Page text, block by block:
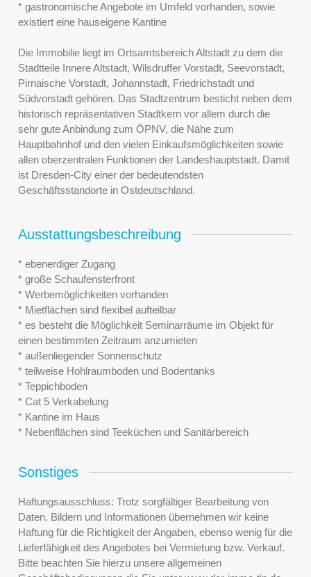
* gastronomische Angebote im Umfeld vorhanden, sowie
existiert eine hauseigene Kantine
Die Immobilie liegt im Ortsamtsbereich Altstadt zu dem die
Stadtteile Innere Altstadt, Wilsdruffer Vorstadt, Seevorstadt,
Pirnaische Vorstadt, Johannstadt, Friedrichstadt und
Südvorstadt gehören. Das Stadtzentrum besticht neben dem
historisch repräsentativen Stadtkern vor allem durch die
sehr gute Anbindung zum ÖPNV, die Nähe zum
Hauptbahnhof und den vielen Einkaufsmöglichkeiten sowie
allen oberzentralen Funktionen der Landeshauptstadt. Damit
ist Dresden-City einer der bedeutendsten
Geschäftsstandorte in Ostdeutschland.
Ausstattungsbeschreibung
* ebenerdiger Zugang
* große Schaufensterfront
* Werbemöglichkeiten vorhanden
* Mietflächen sind flexibel aufteilbar
* es besteht die Möglichkeit Seminarräume im Objekt für
einen bestimmten Zeitraum anzumieten
* außenliegender Sonnenschutz
* teilweise Hohlraumboden und Bodentanks
* Teppichboden
* Cat 5 Verkabelung
* Kantine im Haus
* Nebenflächen sind Teeküchen und Sanitärbereich
Sonstiges
Haftungsausschluss: Trotz sorgfältiger Bearbeitung von
Daten, Bildern und Informationen übernehmen wir keine
Haftung für die Richtigkeit der Angaben, ebenso wenig für die
Lieferfähigkeit des Angebotes bei Vermietung bzw. Verkauf.
Bitte beachten Sie hierzu unsere allgemeinen